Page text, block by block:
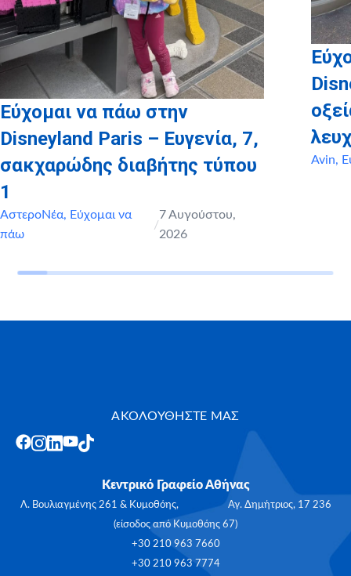
Εύχομαι να πάω στην
Disneyland Paris – Ευγενία, 7,
σακχαρώδης διαβήτης τύπου
1
ΑστεροΝέα, Εύχομαι να
πάω
/
7 Αυγούστου,
2026
Avin,
ΑΚΟΛΟΥΘΗΣΤΕ ΜΑΣ
Κεντρικό Γραφείο Αθήνας
Λ. Βουλιαγμένης 261 & Κυμοθόης, Αγ. Δημήτριος, 17 236
(είσοδος από Κυμοθόης 67)
+30 210 963 7660
+30 210 963 7774